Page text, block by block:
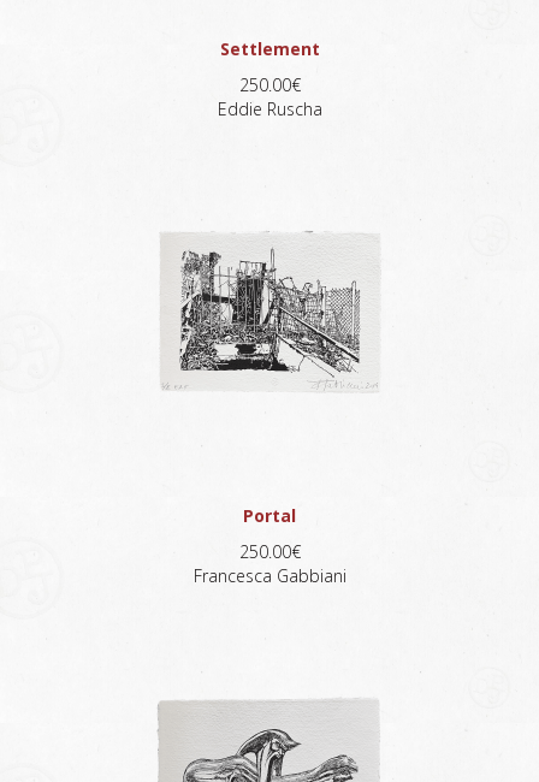
Settlement
250.00€
Eddie Ruscha
Portal
250.00€
Francesca Gabbiani